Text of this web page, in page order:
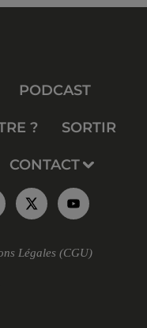
PODCAST
? SORTIR
CONTACT
Légales (CGU)